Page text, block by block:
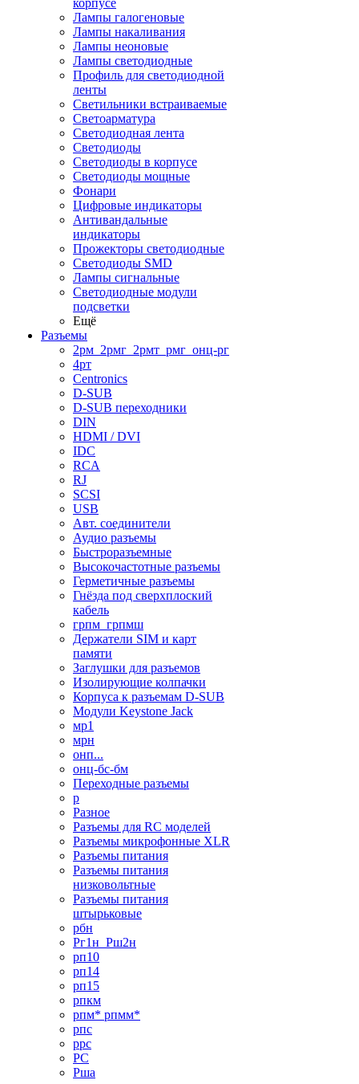
корпусе
Лампы галогеновые
Лампы накаливания
Лампы неоновые
Лампы светодиодные
Профиль для светодиодной
ленты
Светильники встраиваемые
Светоарматура
Светодиодная лента
Светодиоды
Светодиоды в корпусе
Светодиоды мощные
Фонари
Цифровые индикаторы
Антивандальные
индикаторы
Прожекторы светодиодные
Светодиоды SMD
Лампы сигнальные
Светодиодные модули
подсветки
Ещё
Разъемы
2рм_2рмг_2рмт_рмг_онц-рг
4рт
Centronics
D-SUB
D-SUB переходники
DIN
HDMI / DVI
IDC
RCA
RJ
SCSI
USB
Авт. соединители
Аудио разъемы
Быстроразъемные
Высокочастотные разъемы
Герметичные разъемы
Гнёзда под сверхплоский
кабель
грпм_грпмш
Держатели SIM и карт
памяти
Заглушки для разъемов
Изолирующие колпачки
Корпуса к разъемам D-SUB
Модули Keystone Jack
мр1
мрн
онп...
онц-бс-бм
Переходные разъемы
р
Разное
Разъемы для RC моделей
Разъемы микрофонные XLR
Разъемы питания
Разъемы питания
низковольтные
Разъемы питания
штырьковые
рбн
Рг1н_Рш2н
рп10
рп14
рп15
рпкм
рпм* рпмм*
рпс
ррс
РС
Рша